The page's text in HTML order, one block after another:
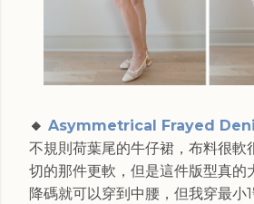
🔸 Asymmetrical Frayed
不規則荷葉尾的牛仔裙，布料很軟
切的那件更軟，但是這件版型真的
降碼就可以穿到中腰，但我穿最